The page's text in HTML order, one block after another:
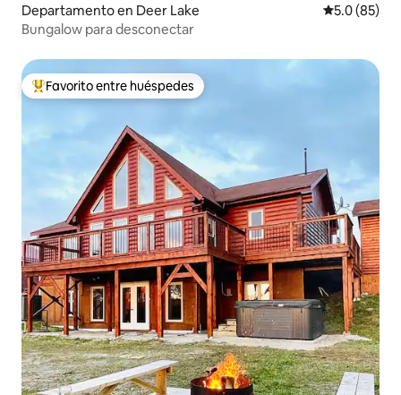
Departamento en Deer Lake Calificación
5.0 (85)
Bungalow para desconectar
De los mejores en Favorito entre huéspedes
Favorito entre huéspedes